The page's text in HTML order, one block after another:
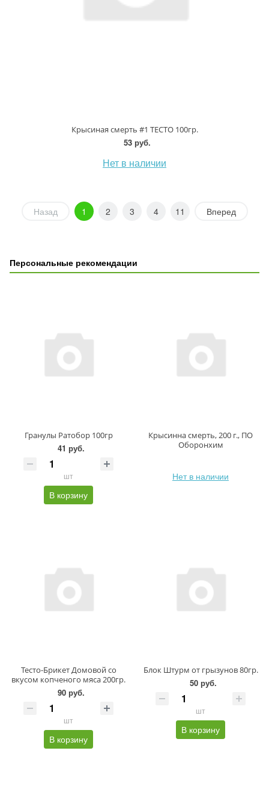
Крысиная смерть #1 ТЕСТО 100гр.
53 руб.
Нет в наличии
Назад 1 2 3 4 11 Вперед
Персональные рекомендации
Гранулы Ратобор 100гр
41 руб.
шт
В корзину
Крысинна смерть, 200 г., ПО
Оборонхим
Нет в наличии
Тесто-Брикет Домовой со
вкусом копченого мяса 200гр.
90 руб.
шт
В корзину
Блок Штурм от грызунов 80гр.
50 руб.
шт
В корзину